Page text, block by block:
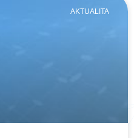
AKTUALITA